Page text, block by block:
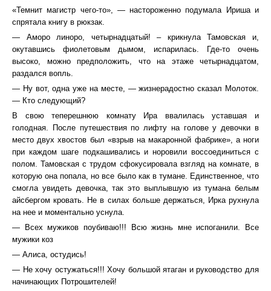
«Темнит магистр чего-то», — настороженно подумала Ириша и
спрятала книгу в рюкзак.
— Аморо линоро, четырнадцатый! – крикнула Тамовская и,
окутавшись фиолетовым дымом, испарилась. Где-то очень
высоко, можно предположить, что на этаже четырнадцатом,
раздался вопль.
— Ну вот, одна уже на месте, — жизнерадостно сказал Молоток.
— Кто следующий?
В свою теперешнюю комнату Ира ввалилась уставшая и
голодная. После путешествия по лифту на голове у девочки в
место двух хвостов был «взрыв на макаронной фабрике», а ноги
при каждом шаге подкашивались и норовили воссоединиться с
полом. Тамовская с трудом сфокусировала взгляд на комнате, в
которую она попала, но все было как в тумане. Единственное, что
смогла увидеть девочка, так это выплывшую из тумана белым
айсбергом кровать. Не в силах больше держаться, Ирка рухнула
на нее и моментально уснула.
— Всех мужиков поубиваю!!! Всю жизнь мне испоганили. Все
мужики коз
— Алиса, остудись!
— Не хочу остужаться!!! Хочу большой ятаган и руководство для
начинающих Потрошителей!